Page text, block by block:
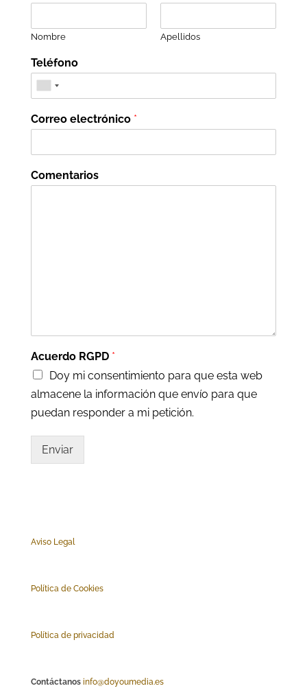
Nombre Apellidos
Teléfono
Correo electrónico *
Comentarios
Acuerdo RGPD *
Doy mi consentimiento para que esta web
almacene la información que envío para que
puedan responder a mi petición.
Enviar
Aviso Legal
Política de Cookies
Política de privacidad
Contáctanos info@doyoumedia.es